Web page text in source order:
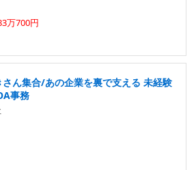
万700円
ん集合/あの企業を裏で支える 未経験
事務